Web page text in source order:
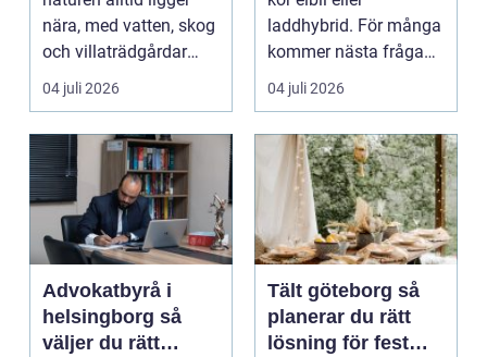
nära, med vatten, skog
och villaträdgårdar
som ramar in ...
04 juli 2026
laddhybrid. För många
kommer nästa fråga
direkt: hur laddar m...
04 juli 2026
Advokatbyrå i
helsingborg så
väljer du rätt
Tält göteborg så
planerar du rätt
lösning för fest